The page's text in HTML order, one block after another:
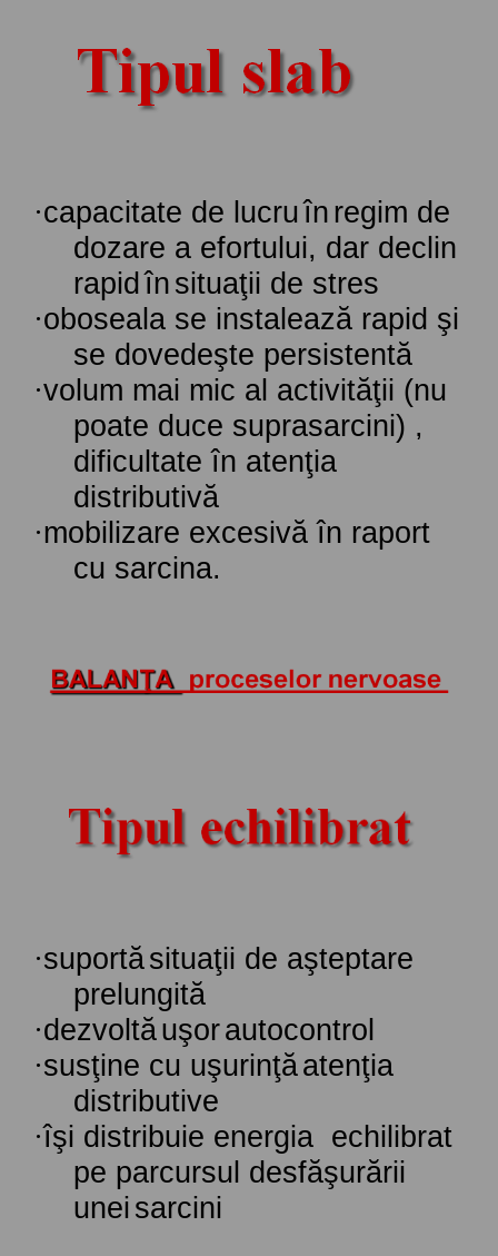
·capacitate de lucruîn regim de
dozare a efortului, dar declin
rapid în situaţii de stres
·oboseala se instalează rapid şi
se dovedeşte persistentă
·volum mai mic al activităţii (nu
poate duce suprasarcini) ,
dificultate în atenţia
distributivă
·mobilizare excesivă în raport
cu sarcina.
·suportăsituaţii de aşteptare
prelungită
·dezvoltăuşorautocontrol
·susţine cu uşurinţăatenţia
distributive
·îşi distribuie energia echilibrat
pe parcursul desfăşurării
unei sarcini